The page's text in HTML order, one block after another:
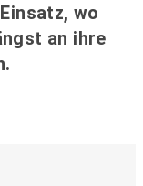
wo
an ihre